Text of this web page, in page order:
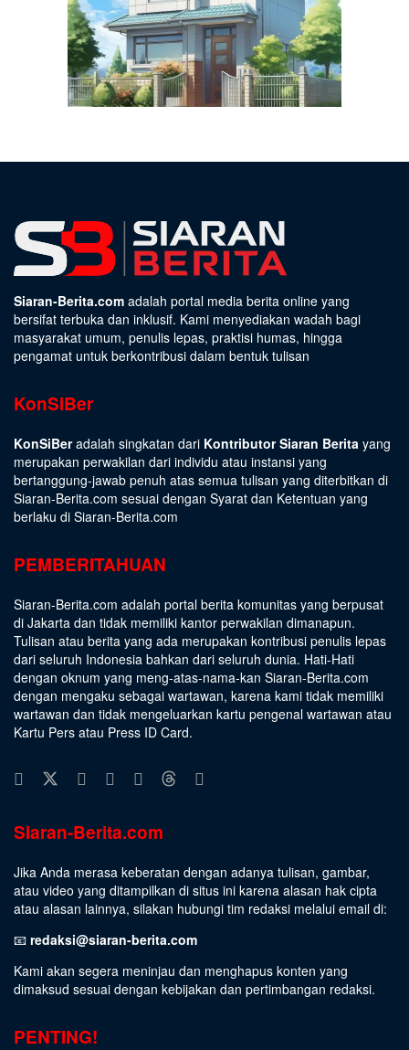
Siaran-Berita.com adalah portal media berita online yang
bersifat terbuka dan inklusif. Kami menyediakan wadah bagi
masyarakat umum, penulis lepas, praktisi humas, hingga
pengamat untuk berkontribusi dalam bentuk tulisan
KonSiBer
KonSiBeradalah singkatan dari Kontributor Siaran Berita yang
merupakan perwakilan dari individu atau instansi yang
bertanggung-jawab penuh atas semua tulisan yang diterbitkan di
Siaran-Berita.com sesuai dengan Syarat dan Ketentuan yang
berlaku di Siaran-Berita.com
PEMBERITAHUAN
Siaran-Berita.com adalah portal berita komunitas yang berpusat
di Jakarta dan tidak memiliki kantor perwakilan dimanapun.
Tulisan atau berita yang ada merupakan kontribusi penulis lepas
dari seluruh Indonesia bahkan dari seluruh dunia. Hati-Hati
dengan oknum yang meng-atas-nama-kan Siaran-Berita.com
dengan mengaku sebagai wartawan, karena kami tidak memiliki
wartawan dan tidak mengeluarkan kartu pengenal wartawan atau
Kartu Pers atau Press ID Card.
Siaran-Berita.com
Jika Anda merasa keberatan dengan adanya tulisan, gambar,
atau video yang ditampilkan di situs ini karena alasan hak cipta
atau alasan lainnya, silakan hubungi tim redaksi melalui email di:
📧 redaksi@siaran-berita.com
Kami akan segera meninjau dan menghapus konten yang
dimaksud sesuai dengan kebijakan dan pertimbangan redaksi.
PENTING!